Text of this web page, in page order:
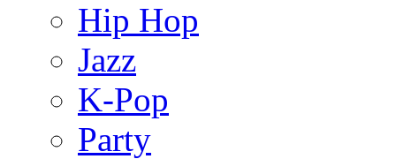
Hip Hop
Jazz
K-Pop
Party